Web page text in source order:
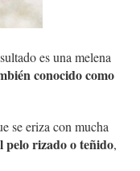
es una melena
conocido como
se eriza con mucha
pelo rizado o teñido,